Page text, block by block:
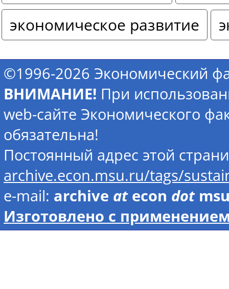
экономическое развитие
©1996-2026 Экономический
ВНИМАНИЕ! При
web-сайте Экономического
обязательна!
Постоянный адрес этой
archive.econ.msu.ru/tags/
e-mail: archive atecon dot
Изготовлено с